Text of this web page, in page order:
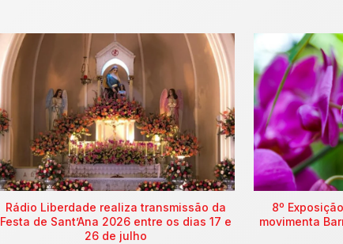
Rádio Liberdade realiza transmissão da
Festa de Sant’Ana 2026 entre os dias 17 e
26 de julho
8º
movimenta